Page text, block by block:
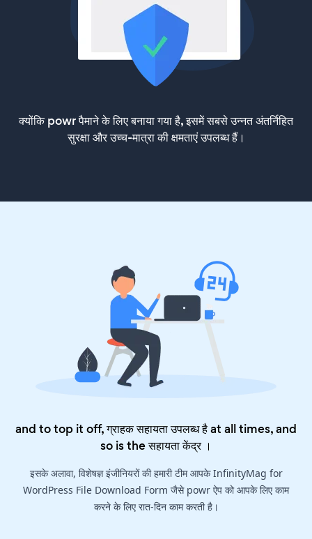
क्योंकि powr पैमाने के लिए बनाया गया है, इसमें सबसे उन्नत अंतर्निहित
सुरक्षा और उच्च-मात्रा की क्षमताएं उपलब्ध हैं।
and to top it off, ग्राहक सहायता उपलब्ध है at all times, and
so is theसहायता केंद्र।
इसके अलावा, विशेषज्ञ इंजीनियरों की हमारी टीम आपके InfinityMag for
WordPress File Download Form जैसे powr ऐप को आपके लिए काम
करने के लिए रात-दिन काम करती है।